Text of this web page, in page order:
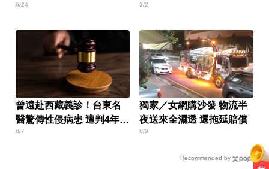
東男慘了
6/24
一次」
3/2
曾遠赴西藏義診！台東名
醫驚傳性侵病患 遭判4年8
月
8/7
獨家／女網購沙發 物流半
夜送來全濕透 還拖延賠償
8/9
Recommended by